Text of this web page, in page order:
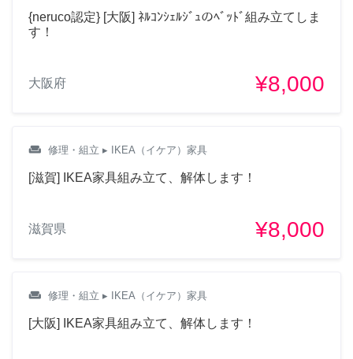
り、お返事出来ない場合が
あります。 ご依頼の内容に
たらと思います。実際のご
ては何らかの形で公開のコ
ミュニティ活用が出来れば
なりますので、気兼ねなく
{neruco認定} [大阪] ﾈﾙｺﾝｼｪﾙｼﾞｭのﾍﾞｯﾄﾞ組み立てしま
す！
大阪府 ¥8,000
weekend 修理・組立 ▸ IKEA（イケア）家具
[滋賀] IKEA家具組み立て、解体します！
滋賀県 ¥8,000
weekend 修理・組立 ▸ IKEA（イケア）家具
[大阪] IKEA家具組み立て、解体します！